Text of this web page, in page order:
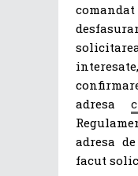
adresa
adresa
facut